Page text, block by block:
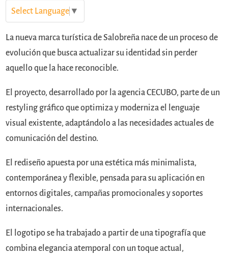
Select Language ▼
La nueva marca turística de Salobreña nace de un proceso de
evolución que busca actualizar su identidad sin perder
aquello que la hace reconocible.
El proyecto, desarrollado por la agencia CECUBO, parte de un
restyling gráfico que optimiza y moderniza el lenguaje
visual existente, adaptándolo a las necesidades actuales de
comunicación del destino.
El rediseño apuesta por una estética más minimalista,
contemporánea y flexible, pensada para su aplicación en
entornos digitales, campañas promocionales y soportes
internacionales.
El logotipo se ha trabajado a partir de una tipografía que
combina elegancia atemporal con un toque actual,